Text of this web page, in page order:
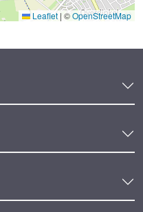
Leaflet | ©OpenStreetMap